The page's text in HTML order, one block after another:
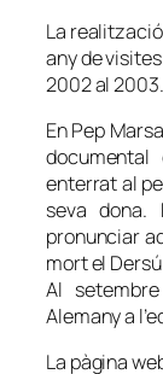
La
any de
2002 al 2003.
En Pep
enterrat al
seva dona.
pronunciar
mort el
Al
Alemany a
La pàgina